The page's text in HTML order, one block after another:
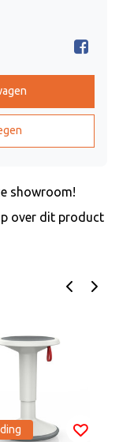
showroom!
over dit product